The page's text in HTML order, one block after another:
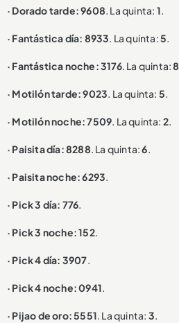
· Dorado tarde: 9608. La quinta: 1.
· Fantástica día: 8933. La quinta:5.
· Fantástica noche: 3176. La quinta:8
· Motilón tarde: 9023. La quinta: 5.
· Motilón noche: 7509. La quinta: 2.
· Paisita día: 8288. La quinta:6.
· Paisita noche: 6293.
· Pick 3 día: 776.
· Pick 3 noche: 152.
· Pick 4 día: 3907.
· Pick 4 noche: 0941.
· Pijao de oro: 5551. La quinta: 3.